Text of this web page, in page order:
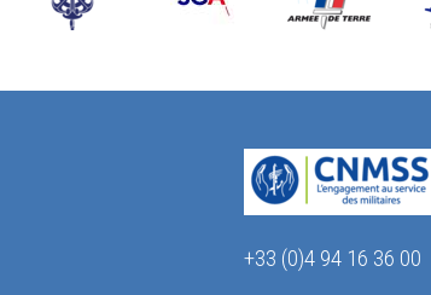
+33 (0)4 94 16 36 00